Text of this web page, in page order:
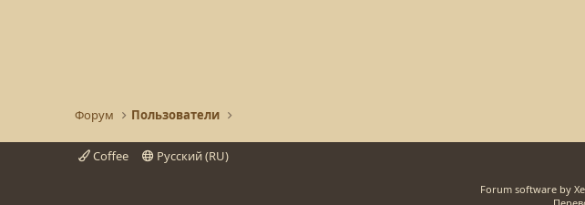
Форум Пользователи
Coffee Русский (RU)
Forum software by